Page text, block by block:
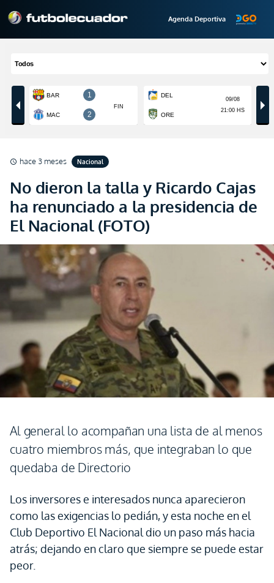
Agenda Deportiva
schedule hace 3 meses Nacional
No dieron la talla y Ricardo Cajas
ha renunciado a la presidencia de
El Nacional (FOTO)
Al general lo acompañan una lista de al menos
cuatro miembros más, que integraban lo que
quedaba de Directorio
Los inversores e interesados nunca aparecieron
como las exigencias lo pedián, y esta noche en el
Club Deportivo El Nacional dio un paso más hacia
atrás; dejando en claro que siempre se puede estar
peor.